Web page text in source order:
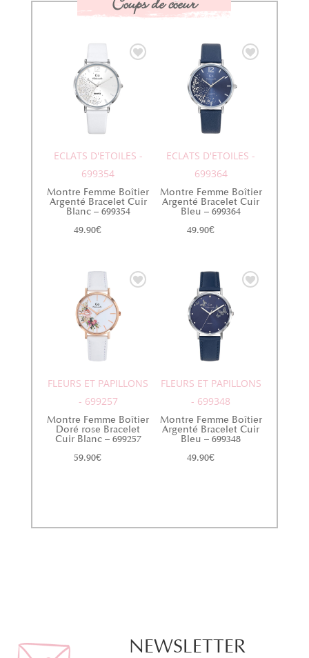
ECLATS D'ETOILES -
699354
Montre Femme Boîtier
Argenté Bracelet Cuir
Blanc – 699354
49.90€
ECLATS D'ETOILES -
699364
Montre Femme Boîtier
Argenté Bracelet Cuir
Bleu – 699364
49.90€
FLEURS ET PAPILLONS
- 699257
Montre Femme Boîtier
Doré rose Bracelet
Cuir Blanc – 699257
59.90€
FLEURS ET PAPILLONS
- 699348
Montre Femme Boîtier
Argenté Bracelet Cuir
Bleu – 699348
49.90€
NEWSLETTER